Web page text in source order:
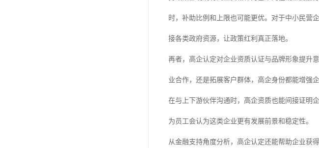
时，补助比例和上限也可能更优。对于中小民营
接各类政府资源，让政策红利真正落地。
再者，高企认定对企业资质认证与品牌形象提升
业合作，还是拓展客户群体，高企身份都能增强
在与上下游伙伴沟通时，高企资质也能间接证明
为员工会认为这类企业更有发展前景和稳定性。
从金融支持角度分析，高企认定还能帮助企业获